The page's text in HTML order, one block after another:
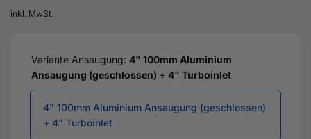
inkl. MwSt.
Variante Ansaugung: 4" 100mm Aluminium
Ansaugung (geschlossen) + 4" Turboinlet
4" 100mm Aluminium Ansaugung (geschlossen)
+ 4" Turboinlet